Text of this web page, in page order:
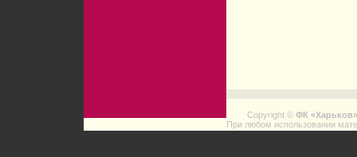
Copyright © ФК «Харьков»
При любом использовании